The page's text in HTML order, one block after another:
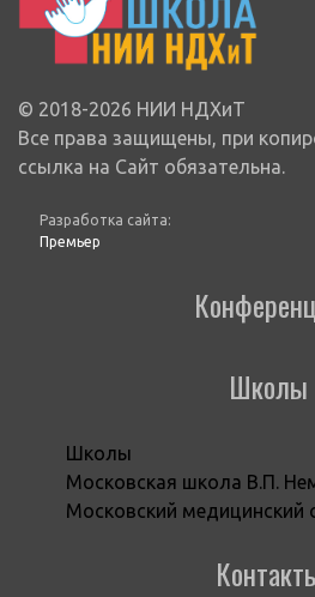
© 2018-2026 НИИ НДХиТ
Все права защищены, при
ссылка на Сайт обязательна.
Разработка сайта:
Премьер
Школы
Школы
Московская школа В.П.
Московский медицинский